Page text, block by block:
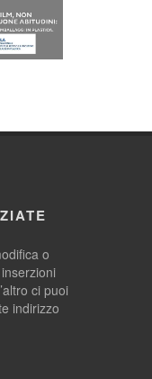
o
ci puoi
indirizzo